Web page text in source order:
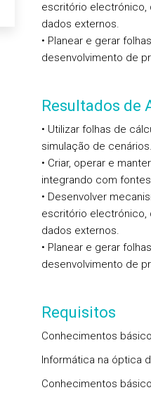
escritório electrónico,
dados externos.
• Planear e gerar
desenvolvimento de
Resultados de
• Utilizar folhas de
simulação de cenários.
• Criar, operar e
integrando com
• Desenvolver
escritório electrónico,
dados externos.
• Planear e gerar
desenvolvimento de
Requisitos
Conhecimentos
Informática na óptica
Conhecimentos